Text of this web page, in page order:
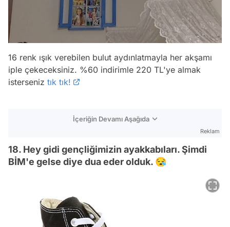
16 renk ışık verebilen bulut aydınlatmayla her akşamı
iple çekeceksiniz. %60 indirimle 220 TL'ye almak
isterseniz tık tık!
İçeriğin Devamı Aşağıda
Reklam
18. Hey gidi gençliğimizin ayakkabıları. Şimdi
BİM'e gelse diye dua eder olduk. 😪